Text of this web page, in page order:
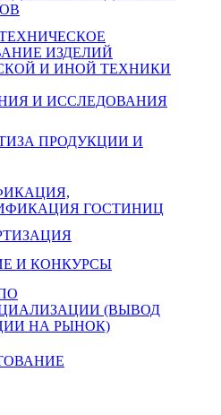
ИЗДЕЛИЙ
И ИНОЙ ТЕХНИКИ
И ИССЛЕДОВАНИЯ
ПРОДУКЦИИ И
ГОСТИНИЦ
И КОНКУРСЫ
(ВЫВОД
НА РЫНОК)